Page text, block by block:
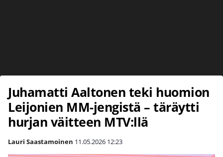
Juhamatti Aaltonen teki huomion
Leijonien MM-jengistä – täräytti
hurjan väitteen MTV:llä
Lauri Saastamoinen 11.05.2026 12:23